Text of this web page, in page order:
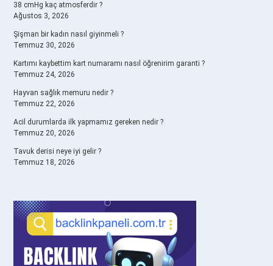
38 cmHg kaç atmosferdir ?
Ağustos 3, 2026
Şişman bir kadın nasıl giyinmeli ?
Temmuz 30, 2026
Kartımı kaybettim kart numaramı nasıl öğrenirim garanti ?
Temmuz 24, 2026
Hayvan sağlık memuru nedir ?
Temmuz 22, 2026
Acil durumlarda ilk yapmamız gereken nedir ?
Temmuz 20, 2026
Tavuk derisi neye iyi gelir ?
Temmuz 18, 2026